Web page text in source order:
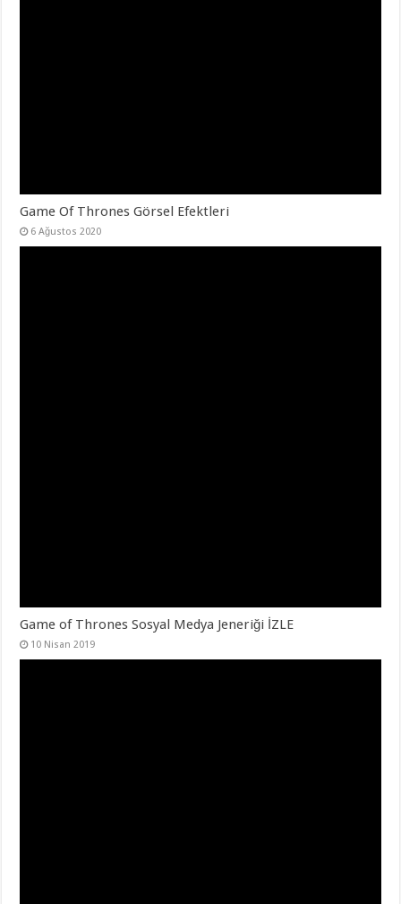
Game Of Thrones Görsel Efektleri
6 Ağustos 2020
Game of Thrones Sosyal Medya Jeneriği İZLE
10 Nisan 2019